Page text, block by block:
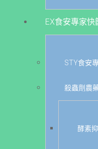
EX食安專家快
STY食安
殺蟲劑農
酵素